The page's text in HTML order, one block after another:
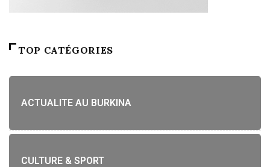
TOP CATÉGORIES
ACTUALITE AU BURKINA
CULTURE & SPORT